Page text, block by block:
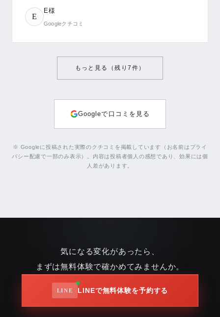
E
E様
Googleクチコミ
もっと見る（残り7 件）
Googleで口コミを見る
※ Googleに投稿された実際のクチコミを掲載しています（お名前はプライ
バシー配慮で一部のみ表示）。内容は投稿者個人の感想であり、効果には個
人差があります。
気になる変化があったら、
まずは無料体験で確かめてみませんか。
LINEで無料体験を予約する